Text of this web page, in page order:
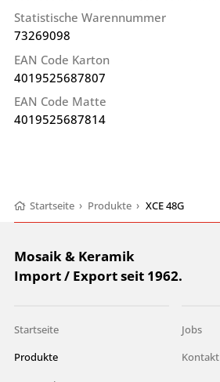
Statistische Warennummer
73269098
EAN Code Karton
4019525687807
EAN Code Matte
4019525687814
Startseite › Produkte › XCE 48G
Mosaik & Keramik
Import / Export seit 1962.
Startseite
Produkte
Jobs
Kontakt